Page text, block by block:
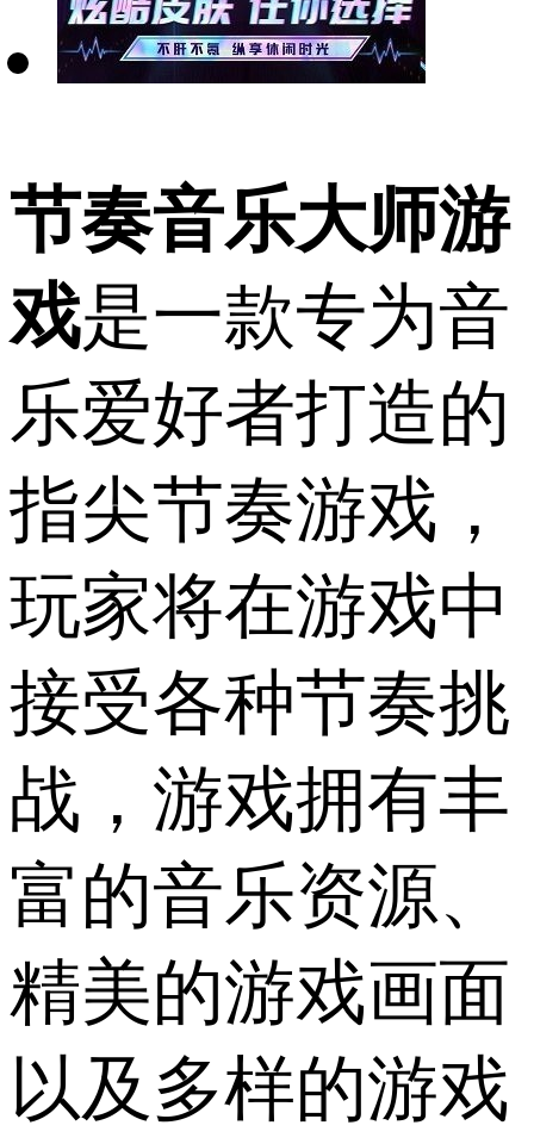
节奏音乐大师游
戏是一款专为音
乐爱好者打造的
指尖节奏游戏，
玩家将在游戏中
接受各种节奏挑
战，游戏拥有丰
富的音乐资源、
精美的游戏画面
以及多样的游戏